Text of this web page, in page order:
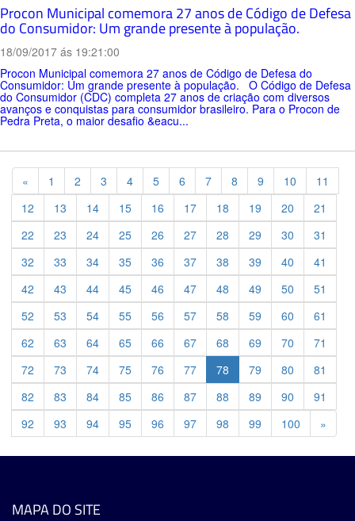
Procon Municipal comemora 27 anos de Código de Defesa
do Consumidor: Um grande presente à população.
18/09/2017 ás 19:21:00
Procon Municipal comemora 27 anos de Código de Defesa do
Consumidor: Um grande presente à população. O Código de Defesa
do Consumidor (CDC) completa 27 anos de criação com diversos
avanços e conquistas para consumidor brasileiro. Para o Procon de
Pedra Preta, o maior desafio &eacu...
« Previous
1 2 3 4 5 6 7 8 9 10
11
12
13 14 15 16 17 18 19 20
21
22
23 24 25 26 27 28 29 30
31
32
33 34 35 36 37 38 39 40
41
42
43 44 45 46 47 48 49 50
51
52
53 54 55 56 57 58 59 60
61
62
63 64 65 66 67 68 69 70
71
72
73 74 75 76 77 78 79 80
81
82
83 84 85 86 87 88 89 90
91
92
93 94 95 96 97 98 99 100 »
MAPA DO SITE